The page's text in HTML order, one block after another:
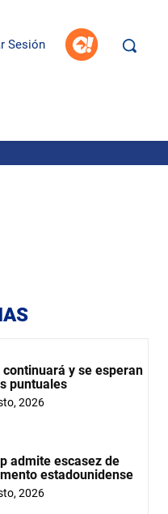
Sesión
continuará y se esperan
puntuales
2026
admite escasez de
estadounidense
2026